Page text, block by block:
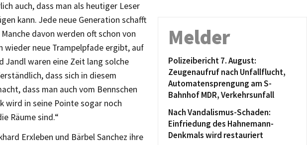
auch, dass man als heutiger Leser
kann. Jede neue Generation schafft
davon werden oft schon von
wieder neue Trampelpfade ergibt, auf
Jandl waren eine Zeit lang solche
dass sich in diesem
dass man auch vom Bennschen
wird in seine Pointe sogar noch
Räume sind.“
Erxleben und Bärbel Sanchez ihre
Melder
Polizeibericht 7. August:
Zeugenaufruf nach Unfallflucht,
Automatensprengung am S-
Bahnhof MDR, Verkehrsunfall
Nach Vandalismus-Schaden:
Einfriedung des Hahnemann-
Denkmals wird restauriert